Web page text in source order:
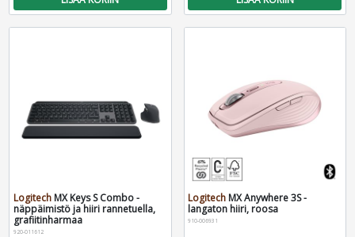
Logitech MX Keys S Combo -
näppäimistö ja hiiri rannetuella,
grafiitinharmaa
920-011612
Logitech MX Anywhere 3S -
langaton hiiri, roosa
910-006931